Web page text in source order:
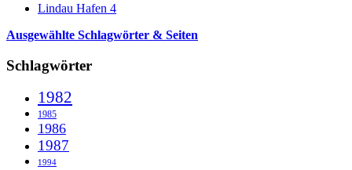
Lindau Hafen 4
Ausgewählte Schlagwörter & Seiten
Schlagwörter
1982
1985
1986
1987
1994